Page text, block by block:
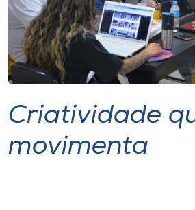
Store
Selecione
o idioma
A-
Criatividade
movimenta